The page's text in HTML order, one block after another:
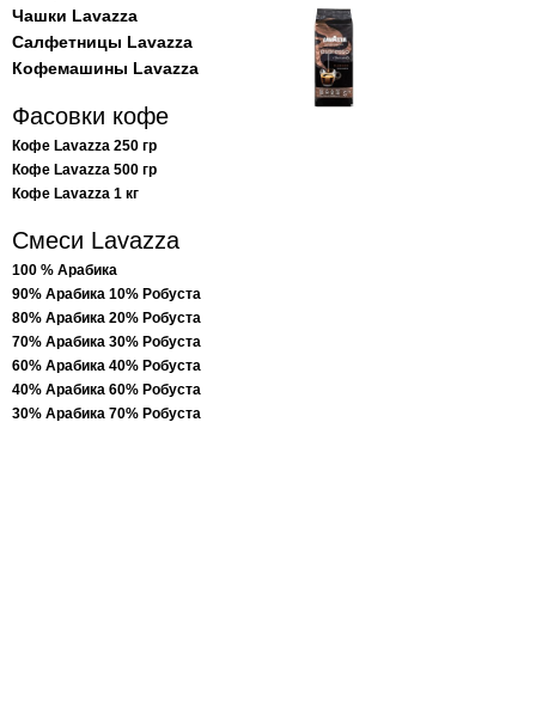
Чашки Lavazza
Салфетницы Lavazza
Кофемашины Lavazza
Фасовки кофе
Кофе Lavazza 250 гр
Кофе Lavazza 500 гр
Кофе Lavazza 1 кг
Смеси Lavazza
100 % Арабика
90% Арабика 10% Робуста
80% Арабика 20% Робуста
70% Арабика 30% Робуста
60% Арабика 40% Робуста
40% Арабика 60% Робуста
30% Арабика 70% Робуста